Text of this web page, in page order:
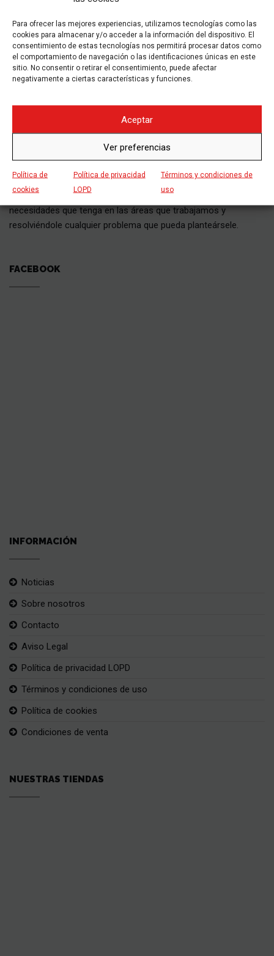
Para ofrecer las mejores experiencias, utilizamos tecnologías como las
cookies para almacenar y/o acceder a la información del dispositivo. El
consentimiento de estas tecnologías nos permitirá procesar datos como
el comportamiento de navegación o las identificaciones únicas en este
sitio. No consentir o retirar el consentimiento, puede afectar
negativamente a ciertas características y funciones.
Aceptar
Ver preferencias
Política de
cookies
Política de privacidad
LOPD
Términos y condiciones de
uso
2023 Gasolina Manual 25000
ALQUILAR
Grupo Siebla cuenta con un eficaz equipo de profesionales que
están gustosos de atenderle y solucionarle las dudas y
necesidades que tenga en las áreas que trabajamos y
resolviéndole cualquier problema que pueda planteársele.
FACEBOOK
INFORMACIÓN
Noticias
Sobre nosotros
Contacto
Aviso Legal
Política de privacidad LOPD
Términos y condiciones de uso
Política de cookies
Condiciones de venta
NUESTRAS TIENDAS